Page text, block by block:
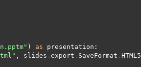
) as
, slides . export . SaveFormat .